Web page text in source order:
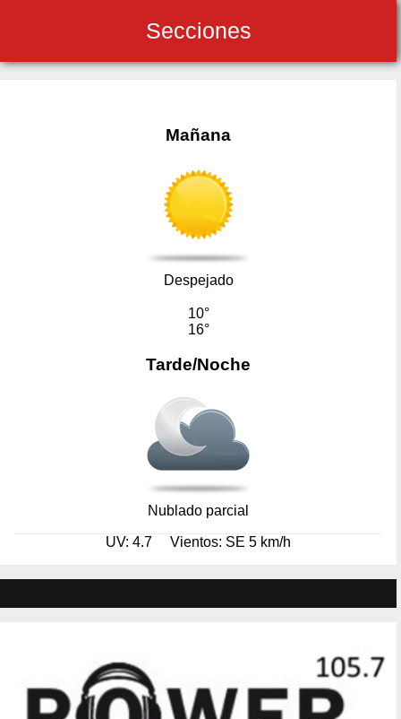
Secciones
Mañana
Despejado
10°
16°
Tarde/Noche
Nublado parcial
UV: 4.7 Vientos: SE 5 km/h